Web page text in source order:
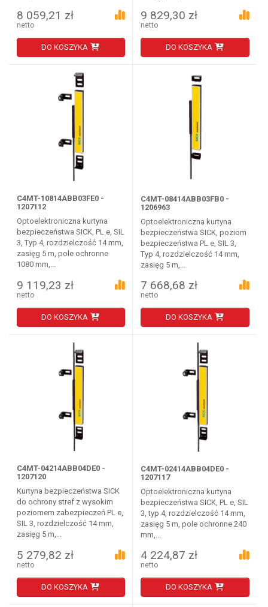
8 059,21 zł
netto
DO KOSZYKA
9 829,30 zł
netto
DO KOSZYKA
C4MT-10814ABB03FE0 -
1207112
Optoelektroniczna kurtyna
bezpieczeństwa SICK, PL e, SIL
3, Typ 4, rozdzielczość 14 mm,
zasięg 5 m, pole ochronne
1080 mm,...
9 119,23 zł
netto
DO KOSZYKA
C4MT-08414ABB03FB0 -
1206963
Optoelektroniczna kurtyna
bezpieczeństwa SICK, poziom
bezpieczeństwa PL e, SIL 3,
Typ 4, rozdzielczość 14 mm,
zasięg 5 m,...
7 668,68 zł
netto
DO KOSZYKA
C4MT-04214ABB04DE0 -
1207120
Kurtyna bezpieczeństwa SICK
do ochrony stref z wysokim
poziomem zabezpieczeń PL e,
SIL 3, rozdzielczość 14 mm,
zasięg 5 m,...
5 279,82 zł
netto
DO KOSZYKA
C4MT-02414ABB04DE0 -
1207117
Optoelektroniczna kurtyna
bezpieczeństwa SICK, PL e, SIL
3, typ 4, rozdzielczość 14 mm,
zasięg 5 m, pole ochronne 240
mm,...
4 224,87 zł
netto
DO KOSZYKA